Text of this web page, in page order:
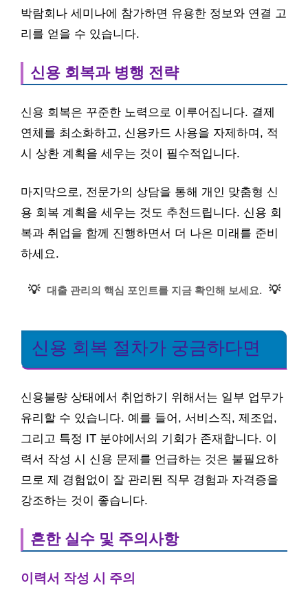
박람회나 세미나에 참가하면 유용한 정보와 연결 고
리를 얻을 수 있습니다.
신용 회복과 병행 전략
신용 회복은 꾸준한 노력으로 이루어집니다. 결제
연체를 최소화하고, 신용카드 사용을 자제하며, 적
시 상환 계획을 세우는 것이 필수적입니다.
마지막으로, 전문가의 상담을 통해 개인 맞춤형 신
용 회복 계획을 세우는 것도 추천드립니다. 신용 회
복과 취업을 함께 진행하면서 더 나은 미래를 준비
하세요.
💡 대출 관리의 핵심 포인트를 지금 확인해 보세요. 💡
신용 회복 절차가 궁금하다면
신용불량 상태에서 취업하기 위해서는 일부 업무가
유리할 수 있습니다. 예를 들어, 서비스직, 제조업,
그리고 특정 IT 분야에서의 기회가 존재합니다. 이
력서 작성 시 신용 문제를 언급하는 것은 불필요하
므로 제 경험없이 잘 관리된 직무 경험과 자격증을
강조하는 것이 좋습니다.
흔한 실수 및 주의사항
이력서 작성 시 주의